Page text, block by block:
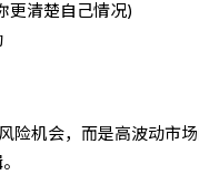
更清楚自己情况)
险机会，而是高波动市